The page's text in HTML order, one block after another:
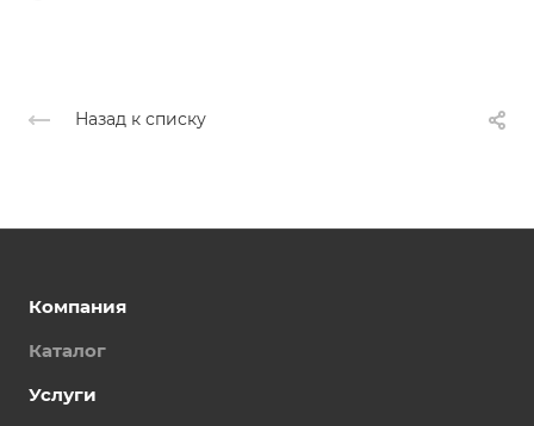
Назад к списку
Компания
Каталог
Услуги